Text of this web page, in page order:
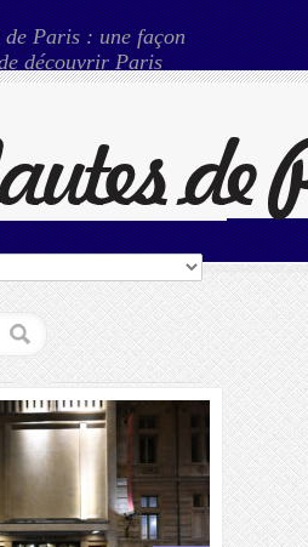
de Paris : une façon
découvrir Paris